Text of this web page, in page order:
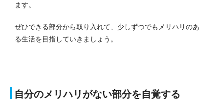
ます。
ぜひできる部分から取り入れて、少しずつでもメリハリのあ
る生活を目指していきましょう。
自分のメリハリがない部分を自覚する